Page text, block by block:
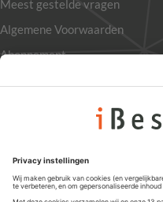
Meest gestelde vragen
Algemene Voorwaarden
Abonnement
Privacyinstellingen